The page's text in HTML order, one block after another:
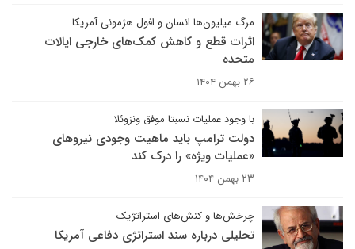
مرگ میلیون‌ها انسان و افول هژمونی آمریکا
اثرات قطع و کاهش کمک‌های خارجی ایالات
متحده
۲۶ بهمن ۱۴۰۴
با وجود عملیات نسبتا موفق ونزوئلا
دولت ترامپ باید ماهیت وجودی نیروهای
«عملیات ویژه» را درک کند
۲۳ بهمن ۱۴۰۴
چرخش‌ها و کنش‌های استراتژیک
تحلیلی درباره سند استراتژی دفاعی آمریکا